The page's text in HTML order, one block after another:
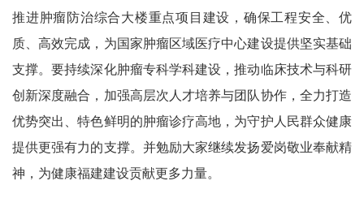
推进肿瘤防治综合大楼重点项目建设，确保工程安全、优
质、高效完成，为国家肿瘤区域医疗中心建设提供坚实基础
支撑。要持续深化肿瘤专科学科建设，推动临床技术与科研
创新深度融合，加强高层次人才培养与团队协作，全力打造
优势突出、特色鲜明的肿瘤诊疗高地，为守护人民群众健康
提供更强有力的支撑。并勉励大家继续发扬爱岗敬业奉献精
神，为健康福建建设贡献更多力量。